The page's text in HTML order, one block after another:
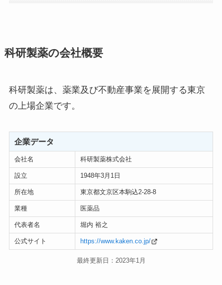
科研製薬の会社概要
科研製薬は、薬業及び不動産事業を展開する東京
の上場企業です。
企業データ
会社名 科研製薬株式会社
設立 1948年3月1日
所在地 東京都文京区本駒込2-28-8
業種 医薬品
代表者名 堀内 裕之
公式サイト https://www.kaken.co.jp/
最終更新日：2023年1月